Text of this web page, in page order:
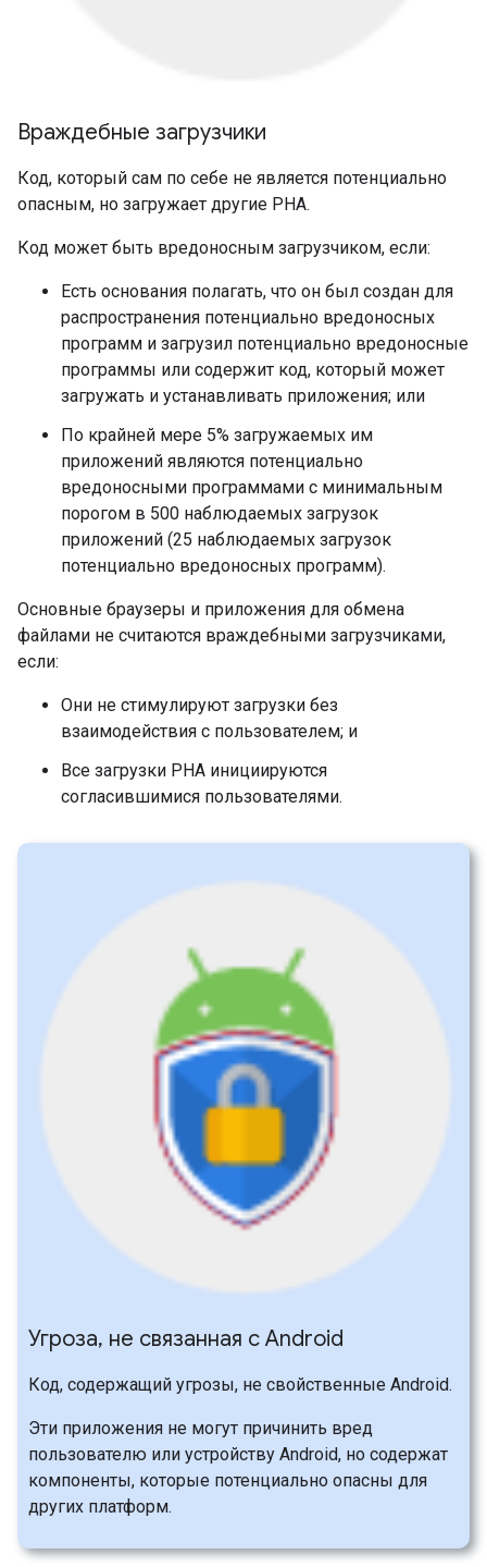
Враждебные загрузчики
Код, который сам по себе не является потенциально
опасным, но загружает другие PHA.
Код может быть вредоносным загрузчиком, если:
Есть основания полагать, что он был создан для
распространения потенциально вредоносных
программ и загрузил потенциально вредоносные
программы или содержит код, который может
загружать и устанавливать приложения; или
По крайней мере 5% загружаемых им
приложений являются потенциально
вредоносными программами с минимальным
порогом в 500 наблюдаемых загрузок
приложений (25 наблюдаемых загрузок
потенциально вредоносных программ).
Основные браузеры и приложения для обмена
файлами не считаются враждебными загрузчиками,
если:
Они не стимулируют загрузки без
взаимодействия с пользователем; и
Все загрузки PHA инициируются
согласившимися пользователями.
Угроза, не связанная с Android
Код, содержащий угрозы, не свойственные Android.
Эти приложения не могут причинить вред
пользователю или устройству Android, но содержат
компоненты, которые потенциально опасны для
других платформ.